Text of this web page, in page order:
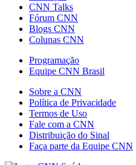
CNN Talks
Fórum CNN
Blogs CNN
Colunas CNN
Programação
Equipe CNN Brasil
Sobre a CNN
Política de Privacidade
Termos de Uso
Fale com a CNN
Distribuição do Sinal
Faça parte da Equipe CNN